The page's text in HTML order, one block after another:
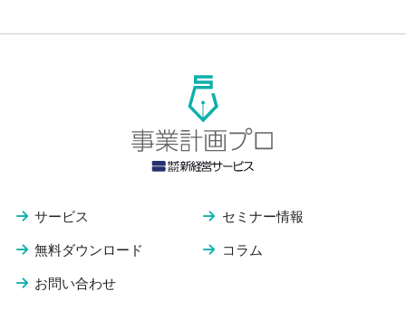
サービス セミナー情報
無料ダウンロード コラム
お問い合わせ